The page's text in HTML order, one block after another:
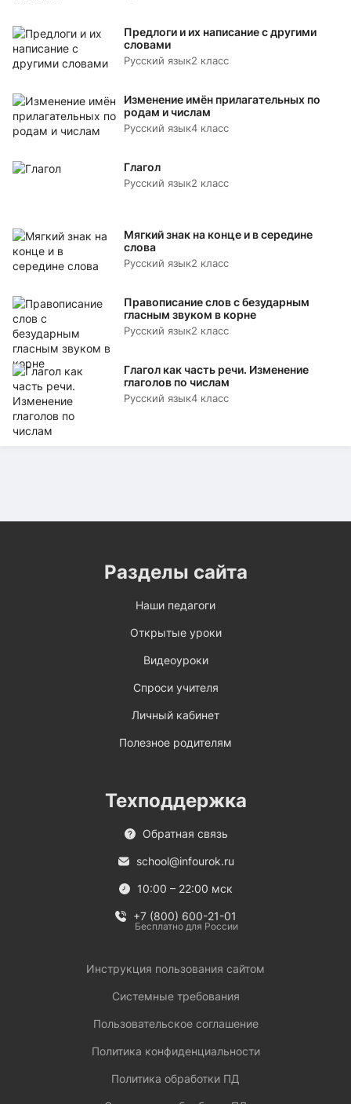
Предлоги и их написание с другими
словами
Русский язык2 класс
Изменение имён прилагательных по
родам и числам
Русский язык4 класс
Глагол
Русский язык2 класс
Мягкий знак на конце и в середине
слова
Русский язык2 класс
Правописание слов с безударным
гласным звуком в корне
Русский язык2 класс
Глагол как часть речи. Изменение
глаголов по числам
Русский язык4 класс
Разделы сайта
Наши педагоги
Открытые уроки
Видеоуроки
Спроси учителя
Личный кабинет
Полезное родителям
Техподдержка
Обратная связь
school@infourok.ru
10:00 – 22:00 мск
+7 (800) 600-21-01
Бесплатно для России
Инструкция пользования сайтом
Системные требования
Пользовательское соглашение
Политика конфиденциальности
Политика обработки ПД